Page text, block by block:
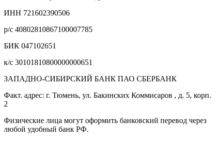
ИНН 721602390506
р/с 40802810867100007785
БИК 047102651
к/с 30101810800000000651
ЗАПАДНО-СИБИРСКИЙ БАНК ПАО СБЕРБАНК
Факт. адрес: г. Тюмень, ул. Бакинских Коммисаров , д. 5, корп.
2
Физические лица могут оформить банковский перевод через
любой удобный банк РФ.